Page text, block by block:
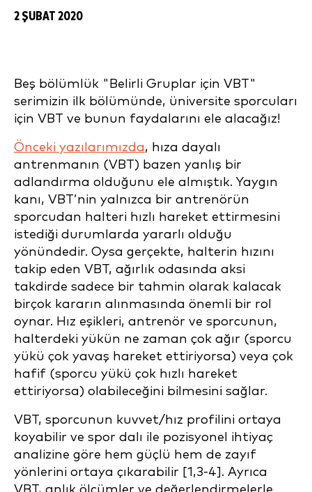
2 ŞUBAT 2020
Beş bölümlük "Belirli Gruplar için VBT"
serimizin ilk bölümünde, üniversite sporcuları
için VBT ve bunun faydalarını ele alacağız!
Önceki yazılarımızda, hıza dayalı
antrenmanın (VBT) bazen yanlış bir
adlandırma olduğunu ele almıştık. Yaygın
kanı, VBT’nin yalnızca bir antrenörün
sporcudan halteri hızlı hareket ettirmesini
istediği durumlarda yararlı olduğu
yönündedir. Oysa gerçekte, halterin hızını
takip eden VBT, ağırlık odasında aksi
takdirde sadece bir tahmin olarak kalacak
birçok kararın alınmasında önemli bir rol
oynar. Hız eşikleri, antrenör ve sporcunun,
halterdeki yükün ne zaman çok ağır (sporcu
yükü çok yavaş hareket ettiriyorsa) veya çok
hafif (sporcu yükü çok hızlı hareket
ettiriyorsa) olabileceğini bilmesini sağlar.
VBT, sporcunun kuvvet/hız profilini ortaya
koyabilir ve spor dalı ile pozisyonel ihtiyaç
analizine göre hem güçlü hem de zayıf
yönlerini ortaya çıkarabilir [1,3-4]. Ayrıca